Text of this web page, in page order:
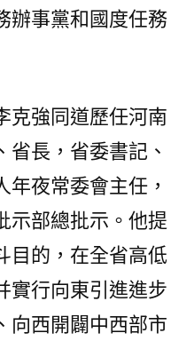
辦事黨和國度任務
克強同道歷任河南
省長，省委書記、
夜常委會主任，
示部總批示。他提
目的，在全省高低
實行向東引進進步
向西開闢中西部市